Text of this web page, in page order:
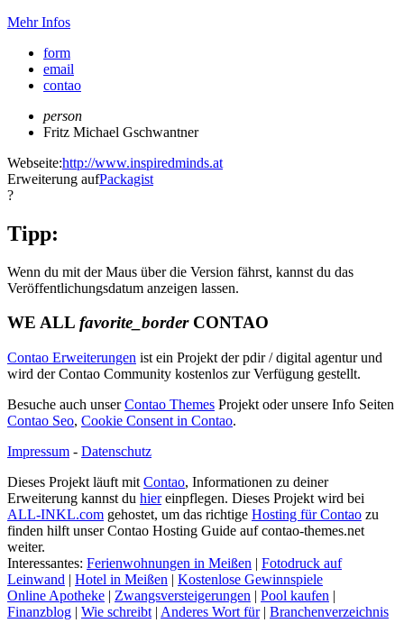
Mehr Infos
form
email
contao
person
Fritz Michael Gschwantner
Webseite:http://www.inspiredminds.at
Erweiterung aufPackagist
?
Tipp:
Wenn du mit der Maus über die Version fährst, kannst du das
Veröffentlichungsdatum anzeigen lassen.
WE ALL favorite_borderCONTAO
Contao Erweiterungen ist ein Projekt der pdir / digital agentur und
wird der Contao Community kostenlos zur Verfügung gestellt.
Besuche auch unserContao Themes Projekt oder unsere Info Seiten
Contao Seo, Cookie Consent in Contao.
Impressum - Datenschutz
Dieses Projekt läuft mit Contao, Informationen zu deiner
Erweiterung kannst du hiereinpflegen. Dieses Projekt wird bei
ALL-INKL.com gehostet, um das richtige Hosting für Contao zu
finden hilft unser Contao Hosting Guide auf contao-themes.net
weiter.
Interessantes: Ferienwohnungen in Meißen | Fotodruck auf
Leinwand | Hotel in Meißen | Kostenlose Gewinnspiele
Online Apotheke | Zwangsversteigerungen | Pool kaufen |
Finanzblog | Wie schreibt | Anderes Wort für| Branchenverzeichnis